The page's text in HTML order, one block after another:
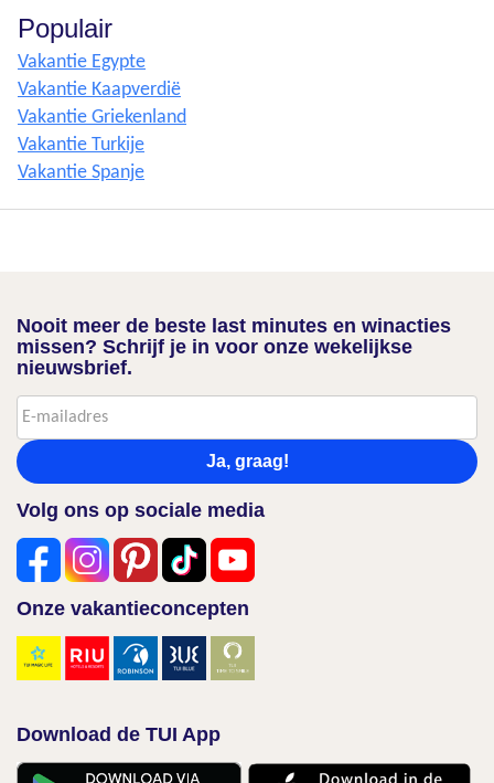
Populair
Vakantie Egypte
Vakantie Kaapverdië
Vakantie Griekenland
Vakantie Turkije
Vakantie Spanje
Nooit meer de beste last minutes en winacties
missen? Schrijf je in voor onze wekelijkse
nieuwsbrief.
Ja, graag!
Volg ons op sociale media
Onze vakantieconcepten
Download de TUI App